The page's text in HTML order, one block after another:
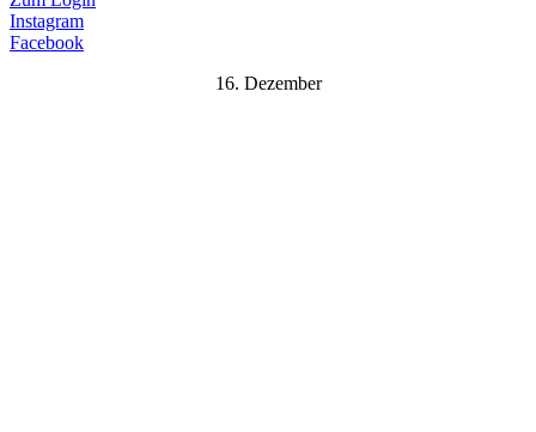
Instagram
Facebook
16. Dezember